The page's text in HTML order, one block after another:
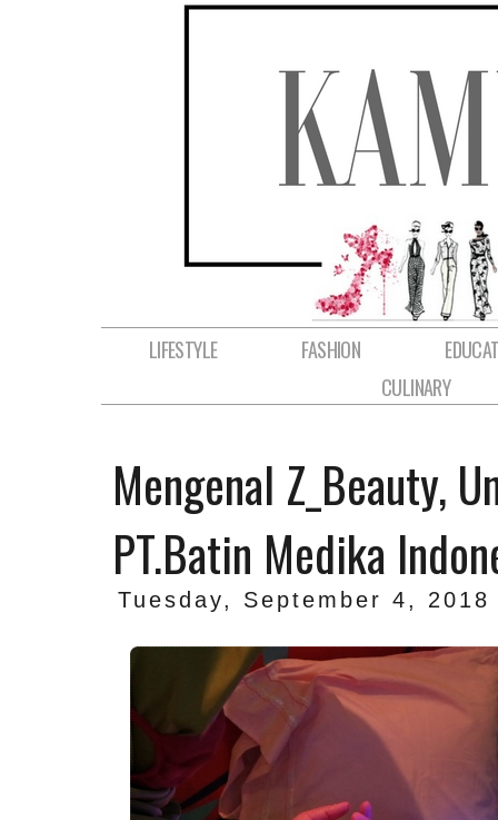
LIFESTYLE FASHION
CULINARY
Mengenal Z_Beauty,
PT.Batin Medika
Tuesday, September 4, 2018